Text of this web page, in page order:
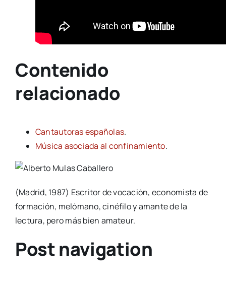
Contenido
relacionado
Cantautoras españolas.
Música asociada al confinamiento.
(Madrid, 1987) Escritor de vocación, economista de
formación, melómano, cinéfilo y amante de la
lectura, pero más bien amateur.
Post navigation